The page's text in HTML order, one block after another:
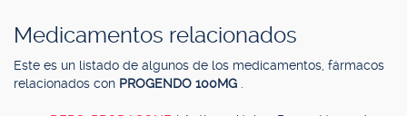
Medicamentos relacionados
Este es un listado de algunos de los medicamentos, fármacos
relacionados con PROGENDO 100MG